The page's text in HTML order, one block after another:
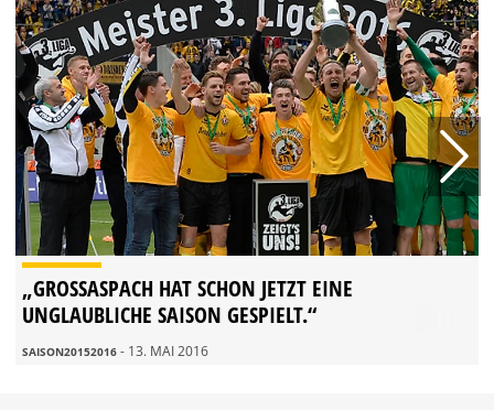
„GROSSASPACH HAT SCHON JETZT EINE U
NGLAUBLICHE SAISON GESPIELT.“
SAISON20152016 - 13. MAI 2016